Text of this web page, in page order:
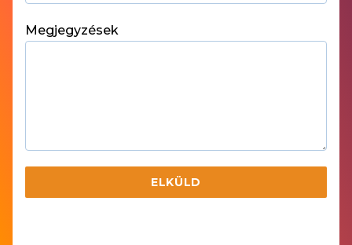
U
N
G
6
Megjegyzések
ELKÜLD